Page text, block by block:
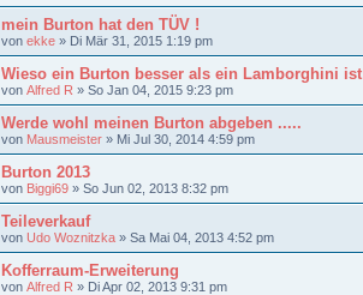
mein Burton hat den TÜV !
von ekke » Di Mär 31, 2015 1:19 pm
Wieso ein Burton besser als ein Lamborghini ist
von Alfred R » So Jan 04, 2015 9:23 pm
Werde wohl meinen Burton abgeben .....
von Mausmeister » Mi Jul 30, 2014 4:59 pm
Burton 2013
von Biggi69 » So Jun 02, 2013 8:32 pm
Teileverkauf
von Udo Woznitzka » Sa Mai 04, 2013 4:52 pm
Kofferraum-Erweiterung
von Alfred R » Di Apr 02, 2013 9:31 pm